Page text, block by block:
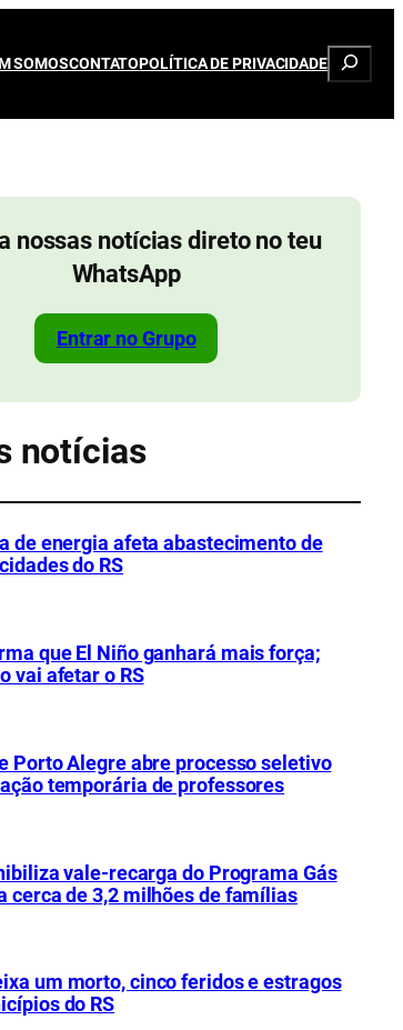
SOMOSCONTATOPOLÍTICA DE PRIVACIDADE
nossas notícias direto no teu
WhatsApp
Entrar no Grupo
notícias
de energia afeta abastecimento de
do RS
que El Niño ganhará mais força;
vai afetar o RS
Porto Alegre abre processo seletivo
temporária de professores
vale-recarga do Programa Gás
cerca de 3,2 milhões de famílias
um morto, cinco feridos e estragos
do RS